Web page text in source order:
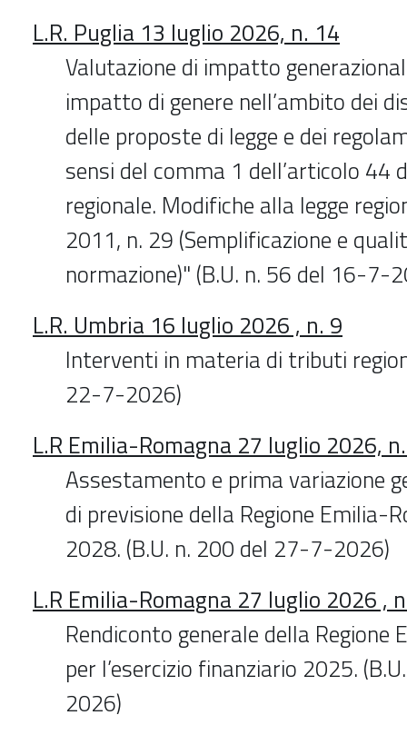
L.R. Puglia 13 luglio 2026, n. 14
Valutazione di impatto
impatto di genere nell’ambito dei
delle proposte di legge e dei
sensi del comma 1 dell’articolo 44
regionale. Modifiche alla legge
2011, n. 29 (Semplificazione e
normazione)" (B.U. n. 56 del 16-7-
L.R. Umbria 16 luglio 2026 , n. 9
Interventi in materia di tributi
22-7-2026)
L.R Emilia-Romagna 27 luglio 2026,
Assestamento e prima variazione
di previsione della Regione Emilia-
2028. (B.U. n. 200 del 27-7-2026)
L.R Emilia-Romagna 27 luglio 2026 ,
Rendiconto generale della Regione
per l’esercizio finanziario 2025.
2026)